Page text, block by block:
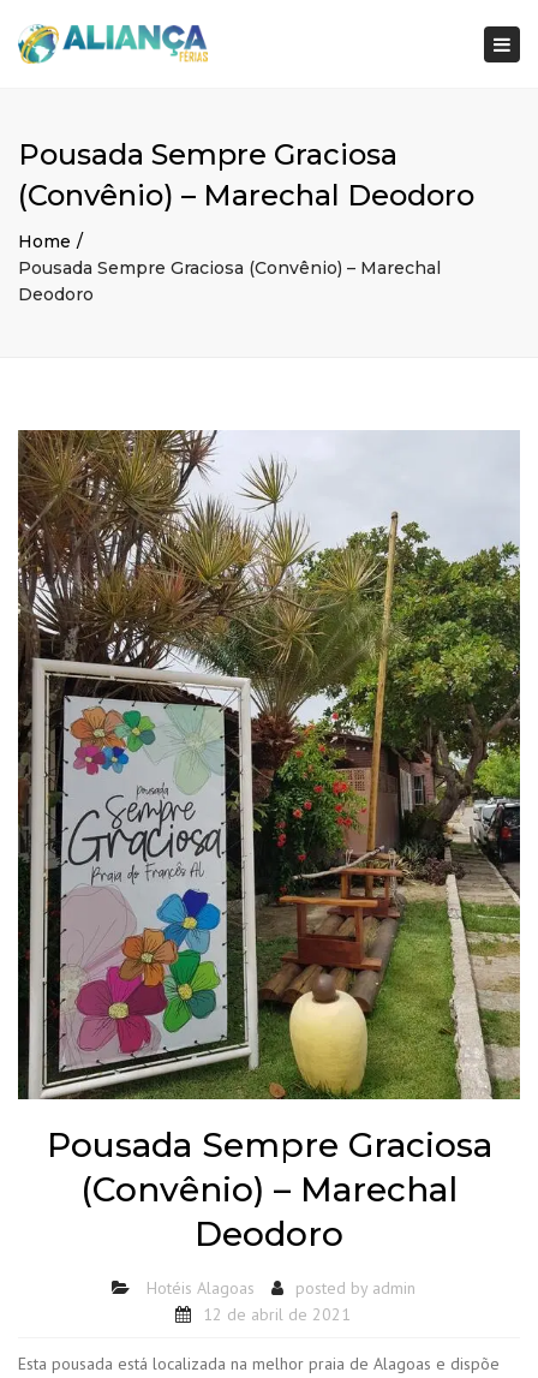
Pousada Sempre Graciosa
(Convênio) – Marechal Deodoro
Home
Pousada Sempre Graciosa (Convênio) – Marechal
Deodoro
Pousada Sempre Graciosa
(Convênio) – Marechal
Deodoro
Hotéis Alagoas posted by admin
12 de abril de 2021
Esta pousada está localizada na melhor praia de Alagoas e dispõe